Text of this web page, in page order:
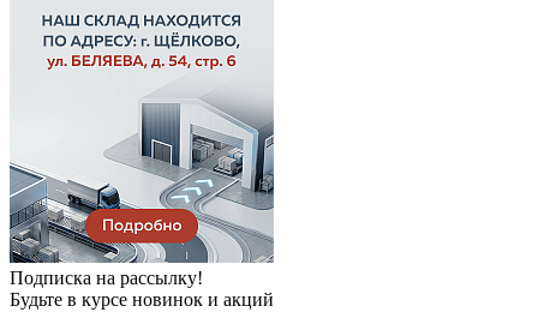
Подписка на рассылку!
Будьте в курсе новинок и акций